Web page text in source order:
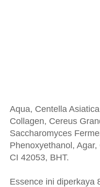
Aqua, Centella
Collagen, Cereus
Saccharomyces
Phenoxyethanol,
CI 42053, BHT.
Essence ini diperkaya